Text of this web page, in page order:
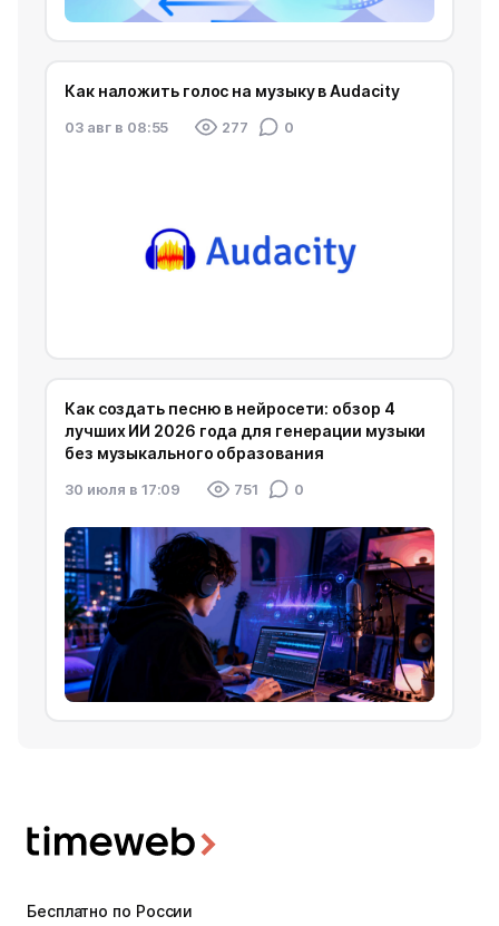
Как наложить голос на музыку в Audacity
03 авг в 08:55 277 0
Как создать песню в нейросети: обзор 4
лучших ИИ 2026 года для генерации музыки
без музыкального образования
30 июля в 17:09 751 0
Бесплатно по России